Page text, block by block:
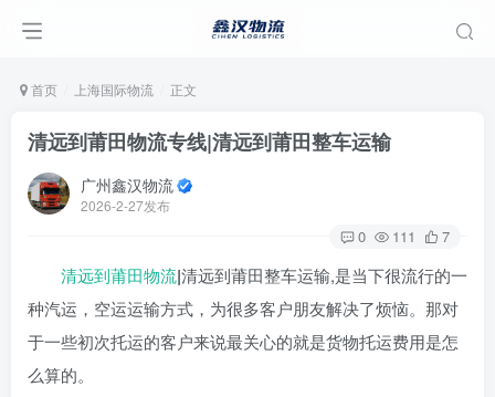
首页 上海国际物流 正文
清远到莆田物流专线|清远到莆田整车运输
广州鑫汉物流
2026-2-27发布
0 111 7
清远到莆田物流|清远到莆田整车运输,是当下很流行的一
种汽运，空运运输方式，为很多客户朋友解决了烦恼。那对
于一些初次托运的客户来说最关心的就是货物托运费用是怎
么算的。